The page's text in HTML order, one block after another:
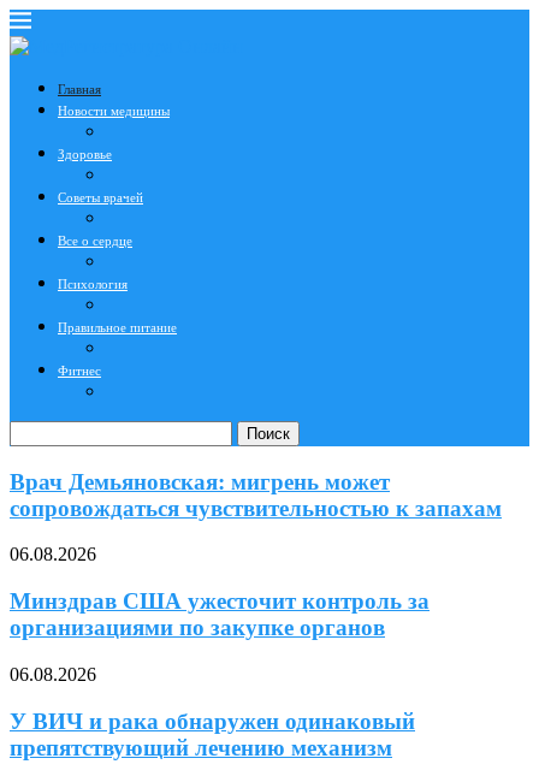
Главная
Новости медицины
Здоровье
Советы врачей
Все о сердце
Психология
Правильное питание
Фитнес
Поиск
Врач Демьяновская: мигрень может
сопровождаться чувствительностью к запахам
06.08.2026
Минздрав США ужесточит контроль за
организациями по закупке органов
06.08.2026
У ВИЧ и рака обнаружен одинаковый
препятствующий лечению механизм